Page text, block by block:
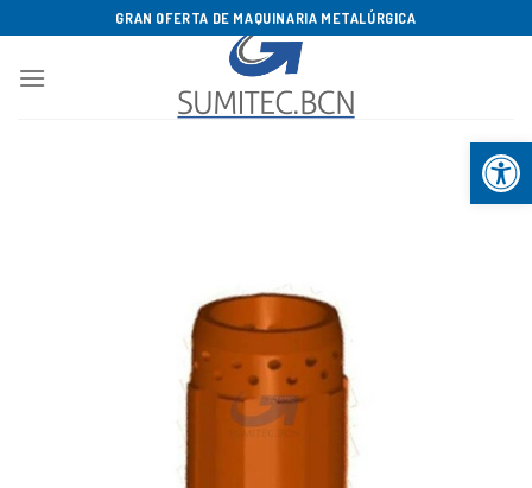
Abrir
al
contenido
GRAN OFERTA DE MAQUINARIA METALÚRGICA